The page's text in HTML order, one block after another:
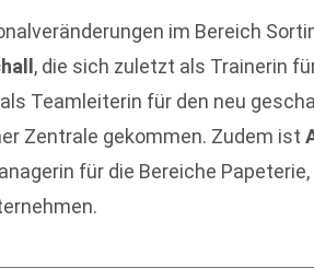
im Bereich
, die sich zuletzt als Trainerin
Teamleiterin für den neu
Zentrale gekommen. Zudem ist
für die Bereiche